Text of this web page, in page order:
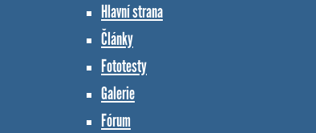
Hlavní strana
Články
Fototesty
Galerie
Fórum